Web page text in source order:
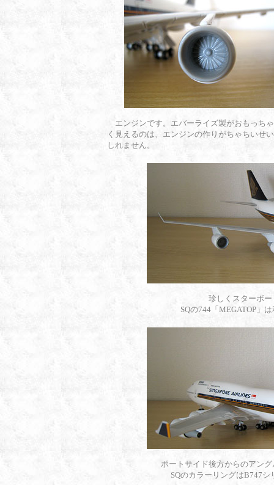
エンジンです。エバーライズ製がおもっち
く見えるのは、エンジンの作りがちゃちいせ
しれません。
珍しくスターボ
SQの744「MEGATOP」
ポートサイド後方からのアン
SQのカラーリングはB747